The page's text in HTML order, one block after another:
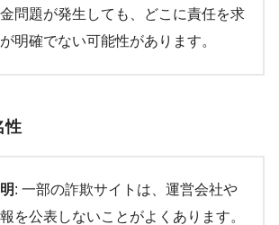
問題が発生しても、どこに責任を求
明確でない可能性があります。
性
: 一部の詐欺サイトは、運営会社や
を公表しないことがよくあります。